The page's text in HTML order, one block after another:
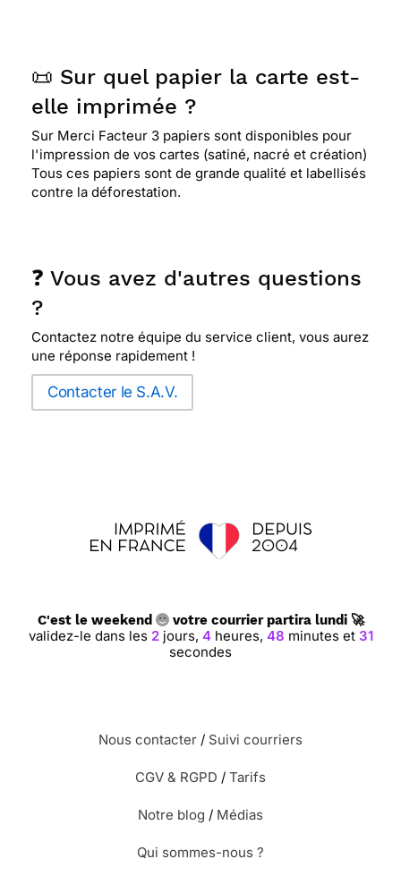
📜 Sur quel papier la carte est-
elle imprimée ?
Sur Merci Facteur 3 papiers sont disponibles pour
l'impression de vos cartes (satiné, nacré et création)
Tous ces papiers sont de grande qualité et labellisés
contre la déforestation.
❓ Vous avez d'autres questions
?
Contactez notre équipe du service client, vous aurez
une réponse rapidement !
Contacter le S.A.V.
C'est le weekend votre courrier partira lundi 🚀
validez-le dans les 2jours, 4heures, 48minutes et 30
secondes
Nous contacter / Suivi courriers
CGV & RGPD / Tarifs
Notre blog / Médias
Qui sommes-nous ?